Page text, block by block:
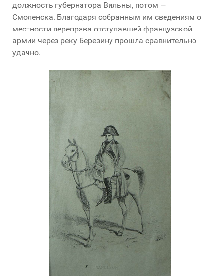
должность губернатора Вильны, потом —
Смоленска. Благодаря собранным им сведениям о
местности переправа отступавшей французской
армии через реку Березину прошла сравнительно
удачно.